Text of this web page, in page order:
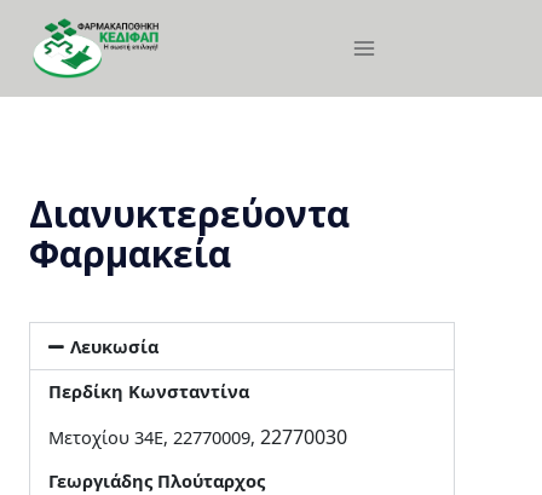
Διανυκτερεύοντα
Φαρμακεία
Λευκωσία
Περδίκη Κωνσταντίνα
Μετοχίου 34E, 22770009, 22770030
Γεωργιάδης Πλούταρχος